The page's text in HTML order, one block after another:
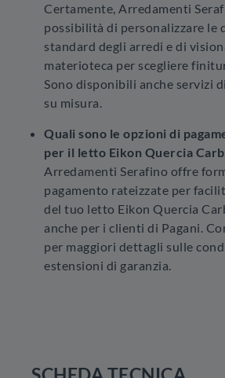
Certamente, Arredamenti
possibilità di personalizzare le
standard degli arredi e di
materioteca per scegliere
Sono disponibili anche servizi
su misura.
Quali sono le opzioni di
per il letto Eikon Quercia
Arredamenti Serafino offre
pagamento rateizzate per
del tuo letto Eikon Quercia
anche per i clienti di Pagani.
per maggiori dettagli sulle
estensioni di garanzia.